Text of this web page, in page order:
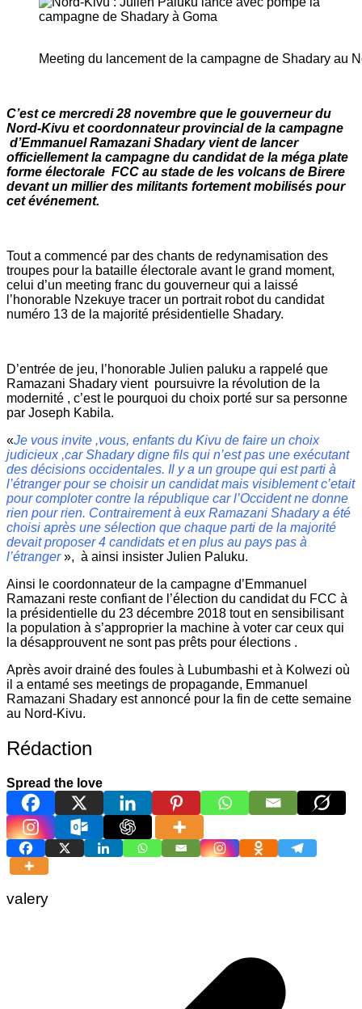
Meeting du lancement de la campagne de Shadary au
C’est ce mercredi 28 novembre que le gouverneur du
Nord-Kivu et coordonnateur provincial de la campagne
d’Emmanuel Ramazani Shadary vient de lancer
officiellement la campagne du candidat de la méga plate
forme électorale FCC au stade de les volcans de Birere
devant un millier des militants fortement mobilisés pour
cet événement.
Tout a commencé par des chants de redynamisation des
troupes pour la bataille électorale avant le grand moment,
celui d’un meeting franc du gouverneur qui a laissé
l’honorable Nzekuye tracer un portrait robot du candidat
numéro 13 de la majorité présidentielle Shadary.
D’entrée de jeu, l’honorable Julien paluku a rappelé que
Ramazani Shadary vient poursuivre la révolution de la
modernité , c’est le pourquoi du choix porté sur sa personne
par Joseph Kabila.
«Je vous invite ,vous, enfants du Kivu de faire un choix
judicieux ,car Shadary digne fils qui n’est pas une exécutant
des décisions occidentales. Il y a un groupe qui est parti à
l’étranger pour se choisir un candidat mais visiblement c’etait
pour comploter contre la république car l’Occident ne donne
rien pour rien. Contrairement à eux Ramazani Shadary a été
choisi après une sélection que chaque parti de la majorité
devait proposer 4 candidats et en plus au pays pas à
l’étranger », à ainsi insister Julien Paluku.
Ainsi le coordonnateur de la campagne d’Emmanuel
Ramazani reste confiant de l’élection du candidat du FCC à
la présidentielle du 23 décembre 2018 tout en sensibilisant
la population à s’approprier la machine à voter car ceux qui
la désapprouvent ne sont pas prêts pour élections .
Après avoir drainé des foules à Lubumbashi et à Kolwezi où
il a entamé ses meetings de propagande, Emmanuel
Ramazani Shadary est annoncé pour la fin de cette semaine
au Nord-Kivu.
Rédaction
Spread the love
valery